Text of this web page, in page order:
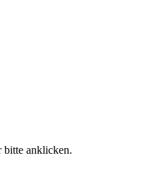
anklicken.